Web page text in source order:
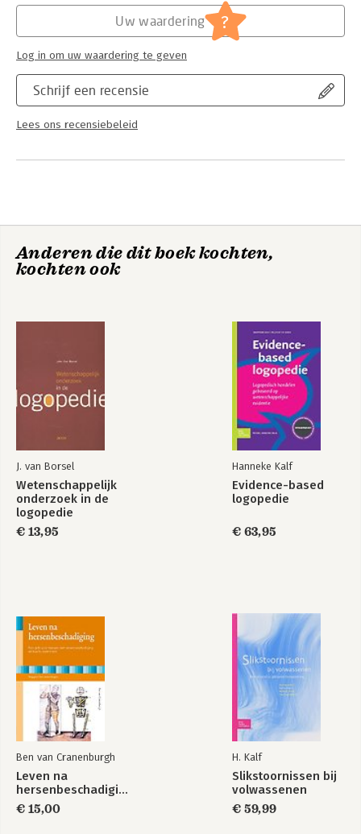
Schrijf een recensie
Lees ons recensiebeleid
Uw waardering ?
Log in om uw waardering te geven
Anderen die dit boek kochten,
kochten ook
J. van Borsel
Wetenschappelijk
onderzoek in de
logopedie
€ 13,95
Hanneke Kalf
Evidence-based
logopedie
€ 63,95
Ben van Cranenburgh
Leven na
hersenbeschadiging
€ 15,00
H. Kalf
Slikstoornissen bij
volwassenen
€ 59,99